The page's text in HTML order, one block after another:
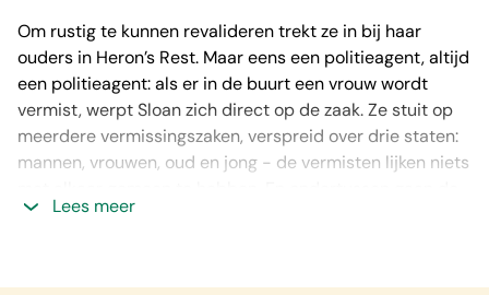
Om rustig te kunnen revalideren trekt ze in bij haar
ouders in Heron’s Rest. Maar eens een politieagent, altijd
een politieagent: als er in de buurt een vrouw wordt
vermist, werpt Sloan zich direct op de zaak. Ze stuit op
meerdere vermissingszaken, verspreid over drie staten:
mannen, vrouwen, oud en jong - de vermisten lijken niets
verdwijningen door.
voor speurwerk. Maar beiden hadden ze niet kunnen
Lees meer